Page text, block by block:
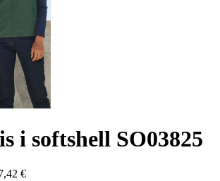
i softshell SO03825
€